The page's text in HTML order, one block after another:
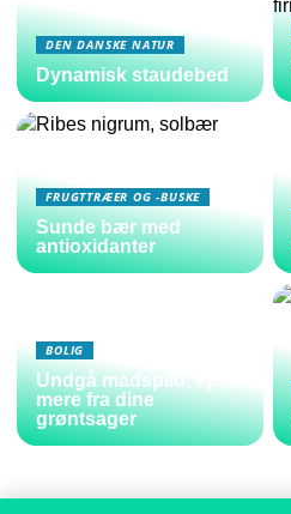
DEN DANSKE NATUR
Dynamisk staudebed
FRUGTTRÆER OG -BUSKE
Sunde bær med
antioxidanter
BOLIG
Undgå madspild, spis
mere fra dine
grøntsager